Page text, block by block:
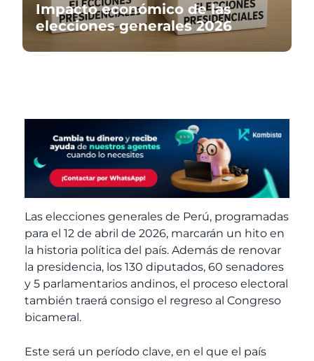
Impacto económico de las
elecciones generales 2026
Las elecciones generales de Perú, programadas
para el 12 de abril de 2026, marcarán un hito en
la historia política del país. Además de renovar
la presidencia, los 130 diputados, 60 senadores
y 5 parlamentarios andinos, el proceso electoral
también traerá consigo el regreso al Congreso
bicameral.
Este será un período clave, en el que el país